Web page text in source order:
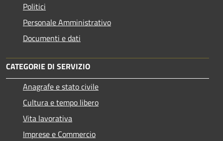
Politici
Personale Amministrativo
Documenti e dati
CATEGORIE DI SERVIZIO
Anagrafe e stato civile
Cultura e tempo libero
Vita lavorativa
Imprese e Commercio